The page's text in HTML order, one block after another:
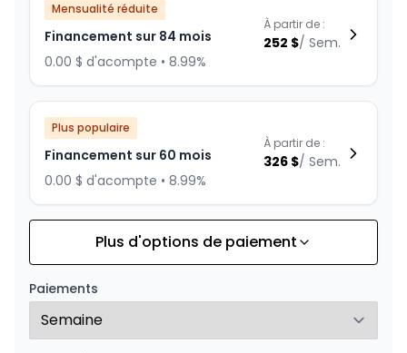
Mensualité réduite
Financement sur 84 mois
0.00 $ d'acompte • 8.99%
À partir de :
252 $/ Sem.
Plus populaire
Financement sur 60 mois
0.00 $ d'acompte • 8.99%
À partir de :
326 $/ Sem.
Financement sur 72 mois
0.00 $ d'acompte • 8.99%
À partir de :
Plus d'options de paiement
Paiements